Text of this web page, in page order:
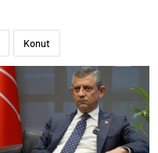
Konut